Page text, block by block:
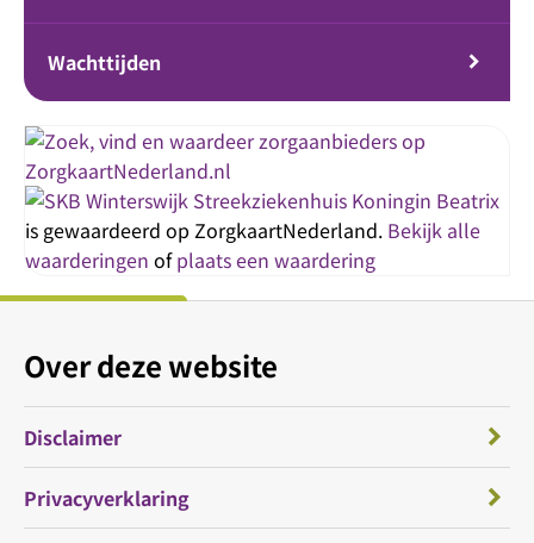
Wachttijden
Streekziekenhuis Koningin Beatrix
is gewaardeerd op ZorgkaartNederland. Bekijk alle
waarderingen ofplaats een waardering
Over deze website
Disclaimer
Privacyverklaring